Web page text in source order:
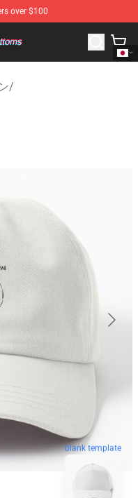
over $100
The Front Bottoms
/
blank template